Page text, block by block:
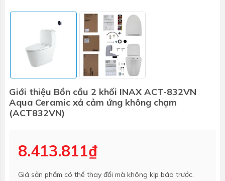
Giới thiệu Bồn cầu 2 khối INAX ACT-832VN
Aqua Ceramic xả cảm ứng không chạm
(ACT832VN)
8.413.811₫
Giá sản phẩm có thể thay đổi mà không kịp báo trước.